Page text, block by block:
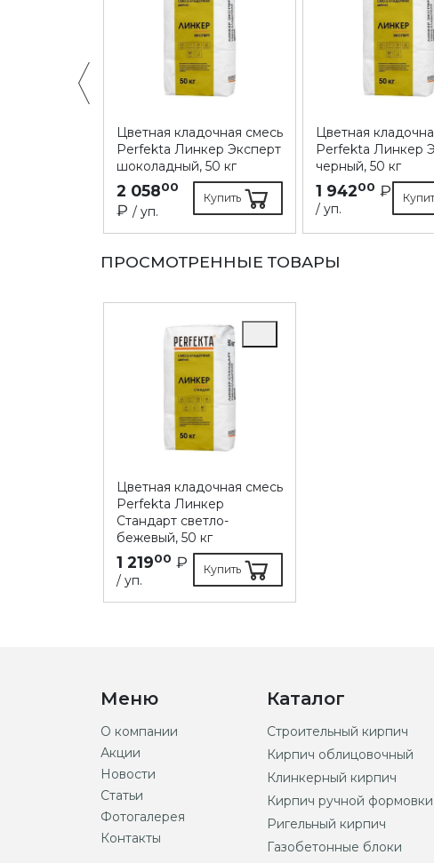
Цветная кладочная смесь
Perfekta Линкер Эксперт
шоколадный, 50 кг
2 05800
₽ / уп.
Купить
Цветная
Perfekta Линкер
черный, 50 кг
1 94200 ₽
/ уп.
ПРОСМОТРЕННЫЕ ТОВАРЫ
Цветная кладочная смесь
Perfekta Линкер
Стандарт светло-
бежевый, 50 кг
1 21900 ₽
/ уп.
Купить
Меню
О компании
Акции
Новости
Статьи
Фотогалерея
Контакты
Каталог
Строительный кирпич
Кирпич облицовочный
Клинкерный кирпич
Кирпич ручной формовки
Ригельный кирпич
Газобетонные блоки